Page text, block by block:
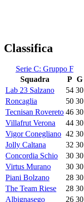
Classifica
Serie C: Gruppo F
Squadra
P G
Lab 23 Salzano
54 30
Roncaglia
50 30
Tecnisan Rovereto 46 30
Villafrut Verona
44 30
Vigor Conegliano 42 30
Jolly Caltana
32 30
Concordia Schio
30 30
Virtus Murano
30 30
Piani Bolzano
28 30
The Team Riese
28 30
Albignasego
26 30